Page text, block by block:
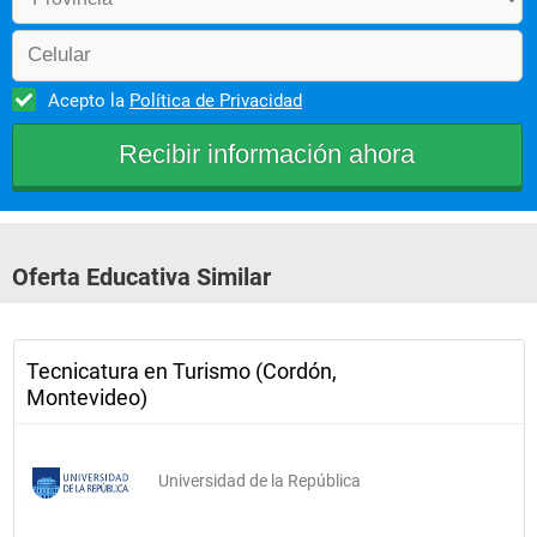
Acepto la Política de Privacidad
Oferta Educativa Similar
Tecnicatura en Turismo (Cordón,
Montevideo)
Universidad de la República